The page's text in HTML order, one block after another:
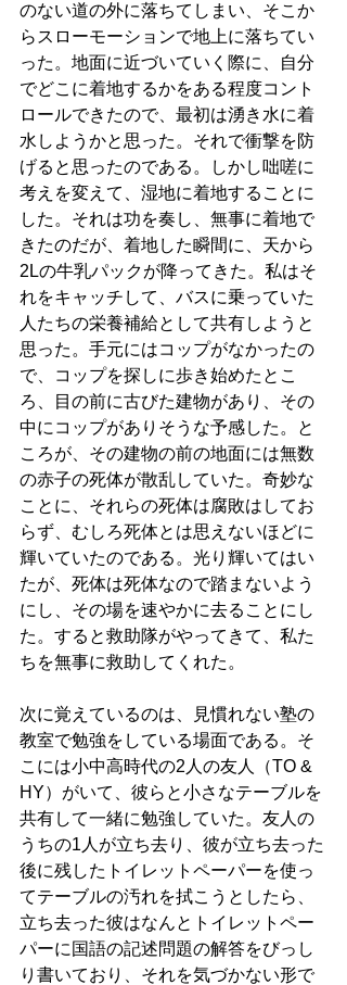
のない道の外に落ちてしまい、そこか
らスローモーションで地上に落ちてい
った。地面に近づいていく際に、自分
でどこに着地するかをある程度コント
ロールできたので、最初は湧き水に着
水しようかと思った。それで衝撃を防
げると思ったのである。しかし咄嗟に
考えを変えて、湿地に着地することに
した。それは功を奏し、無事に着地で
きたのだが、着地した瞬間に、天から
2Lの牛乳パックが降ってきた。私はそ
れをキャッチして、バスに乗っていた
人たちの栄養補給として共有しようと
思った。手元にはコップがなかったの
で、コップを探しに歩き始めたとこ
ろ、目の前に古びた建物があり、その
中にコップがありそうな予感した。と
ころが、その建物の前の地面には無数
の赤子の死体が散乱していた。奇妙な
ことに、それらの死体は腐敗はしてお
らず、むしろ死体とは思えないほどに
輝いていたのである。光り輝いてはい
たが、死体は死体なので踏まないよう
にし、その場を速やかに去ることにし
た。すると救助隊がやってきて、私た
ちを無事に救助してくれた。
次に覚えているのは、見慣れない塾の
教室で勉強をしている場面である。そ
こには小中高時代の2人の友人（TO &
HY）がいて、彼らと小さなテーブルを
共有して一緒に勉強していた。友人の
うちの1人が立ち去り、彼が立ち去った
後に残したトイレットペーパーを使っ
てテーブルの汚れを拭こうとしたら、
立ち去った彼はなんとトイレットペー
パーに国語の記述問題の解答をびっし
り書いており、それを気づかない形で